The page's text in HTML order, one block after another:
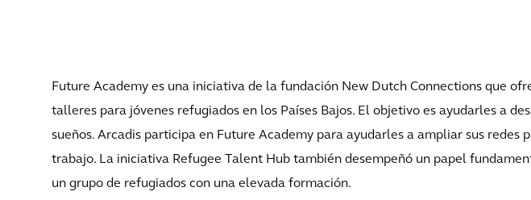
Future Academy es una iniciativa de la fundación New Dutch Connections que
talleres para jóvenes refugiados en los Países Bajos. El objetivo es ayudarles a
sueños. Arcadis participa en Future Academy para ayudarles a ampliar sus redes
trabajo. La iniciativa Refugee Talent Hub también desempeñó un papel
un grupo de refugiados con una elevada formación.